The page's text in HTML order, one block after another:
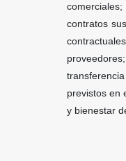
contratos
previstos en
y bienestar